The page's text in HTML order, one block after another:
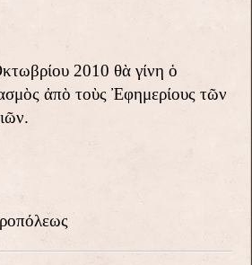
2010 θὰ γίνη ὁ
ἀπὸ τοὺς Ἐφημερίους τῶν